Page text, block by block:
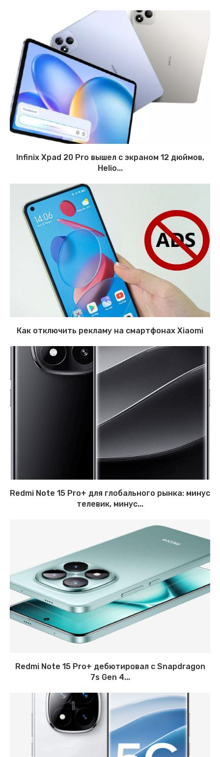
Infinix Xpad 20 Pro вышел с экраном 12 дюймов,
Helio...
Как отключить рекламу на смартфонах Xiaomi
Redmi Note 15 Pro+ для глобального рынка: минус
телевик, минус...
Redmi Note 15 Pro+ дебютировал с Snapdragon
7s Gen 4...